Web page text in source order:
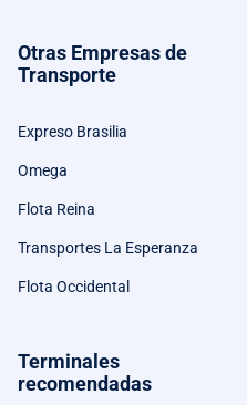
Otras Empresas de
Transporte
Expreso Brasilia
Omega
Flota Reina
Transportes La Esperanza
Flota Occidental
Terminales
recomendadas